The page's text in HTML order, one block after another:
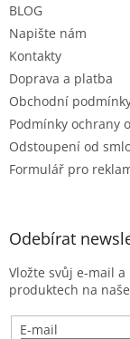
BLOG
Napište nám
Kontakty
Doprava a platba
Obchodní
Podmínky ochrany
Odstoupení od
Formulář pro
Odebírat
Vložte svůj e-mail
produktech na
E-mail